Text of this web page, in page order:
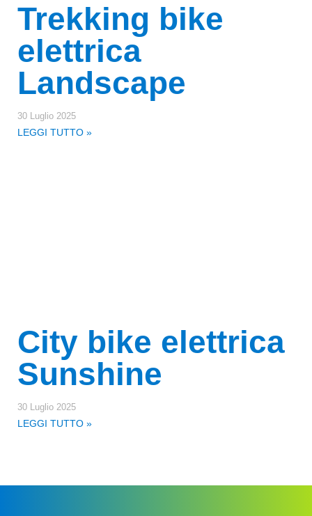
Trekking bike
elettrica
Landscape
30 Luglio 2025
LEGGI TUTTO »
City bike elettrica
Sunshine
30 Luglio 2025
LEGGI TUTTO »